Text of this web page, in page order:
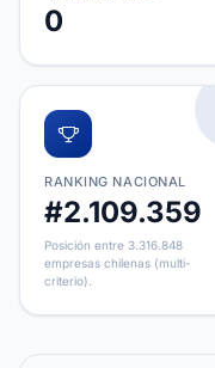
0
RANKING NACIONAL
#2.109.359
Posición entre 3.316.848
empresas chilenas (multi-
criterio).